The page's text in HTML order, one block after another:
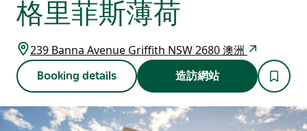
格里菲斯薄荷
239 Banna Avenue Griffith NSW 2680 澳洲
Booking details 造訪網站